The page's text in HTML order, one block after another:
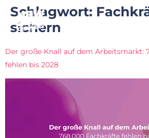
Schlagwort:
sichern
Der große Knall auf dem Arbeitsmarkt:
fehlen bis 2028